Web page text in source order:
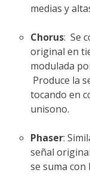
medias y
Chorus: Se
original en
modulada
Produce la
tocando en
unisono.
Phaser:
señal
se suma con